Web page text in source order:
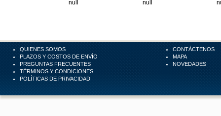
null
null
QUIENES SOMOS
PLAZOS Y COSTOS DE ENVÍO
PREGUNTAS FRECUENTES
TÉRMINOS Y CONDICIONES
POLÍTICAS DE PRIVACIDAD
CONTÁCTENOS
MAPA
NOVEDADES